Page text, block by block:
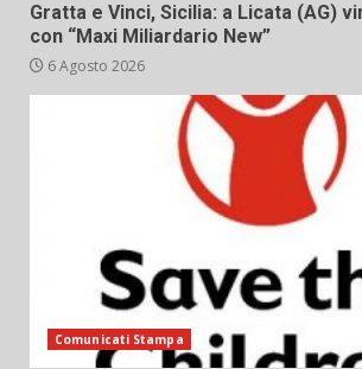
Gratta e Vinci, Sicilia: a Licata (AG)
con “Maxi Miliardario New”
6 Agosto 2026
Comunicati Stampa